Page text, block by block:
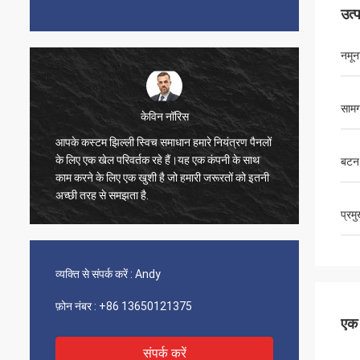
केविन नॉरिस
आपके कस्टम झिल्ली स्विच समाधान हमारे नियंत्रण पैनलों
के लिए एक खेल परिवर्तक रहे हैं।यह एक कंपनी के साथ
काम करने के लिए एक खुशी है जो हमारी जरूरतों को इतनी
अच्छी तरह से समझता है.
ग्राहक
हम
व्यक्ति से संपर्क करें : Andy
फ़ोन नंबर : +86 13650121375
संपर्क करें
बटन
एक